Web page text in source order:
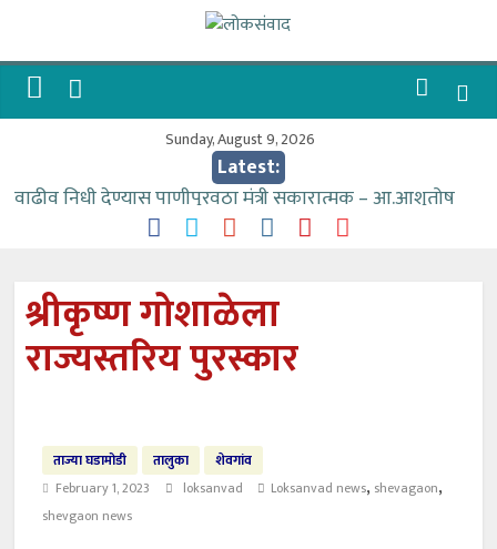
content
लोकसंवाद
ताज्या
Sunday, August 9, 2026
Latest:
वाढीव निधी देण्यास पाणीपुरवठा मंत्री सकारात्मक – आ.आशुतोष
ईच्छा आणि मेहनतीच्या बळावर यश मिळवता येते – शिवप्रसाद
पंडोरे
आमदार आशुतोष काळे यांचा वाढदिवस विविध सामाजिक
प्रयत्न करावे – आमदार काळे
श्रीकृष्ण गोशाळेला
राज्यस्तरिय पुरस्कार
ताज्या घडामोडी तालुका
शेवगांव
February 1, 2023
loksanvad Loksanvad news, shevagaon,
shevgaon news